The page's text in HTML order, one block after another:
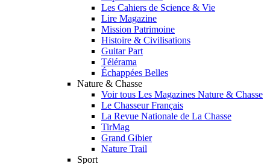
Les Cahiers de Science & Vie
Lire Magazine
Mission Patrimoine
Histoire & Civilisations
Guitar Part
Télérama
Échappées Belles
Nature & Chasse
Voir tous Les Magazines Nature & Chasse
Le Chasseur Français
La Revue Nationale de La Chasse
TirMag
Grand Gibier
Nature Trail
Sport